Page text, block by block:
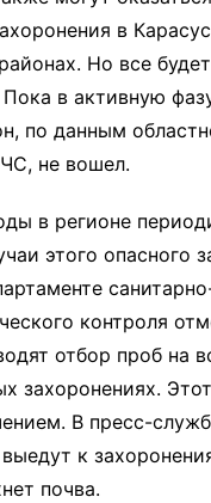
в
Но все
в активную
по данным
не вошел.
в регионе
этого опасного
контроля
отбор проб на
захоронениях.
В пресс-
к
почва.